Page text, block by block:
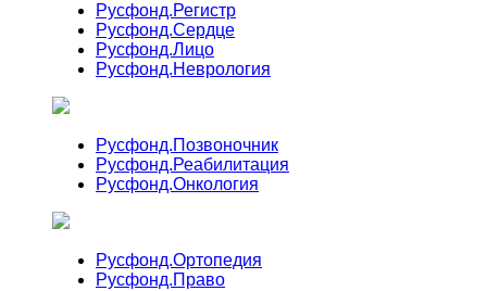
Русфонд.Регистр
Русфонд.Сердце
Русфонд.Лицо
Русфонд.Неврология
Русфонд.Позвоночник
Русфонд.Реабилитация
Русфонд.Онкология
Русфонд.Ортопедия
Русфонд.Право